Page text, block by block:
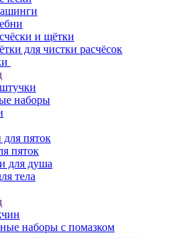
и щётки
для чистки расчёсок
наборы
пяток
пяток
для душа
тела
наборы с помазком